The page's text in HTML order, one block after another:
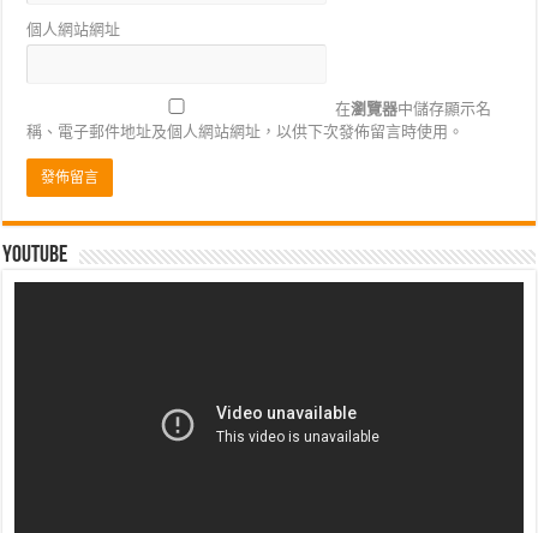
個人網站網址
在瀏覽器中儲存顯示名
稱、電子郵件地址及個人網站網址，以供下次發佈留言時使用。
Youtube